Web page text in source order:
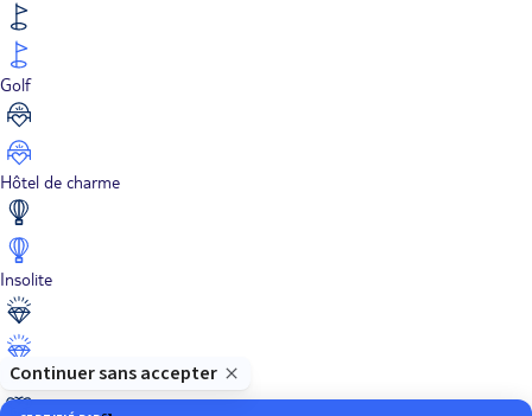
Golf
Hôtel de charme
Insolite
Luxe